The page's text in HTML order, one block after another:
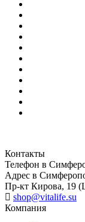
Контакты
Телефон в
Адрес в
Пр-кт Кирова, 19
shop@vitalife.su
Компания